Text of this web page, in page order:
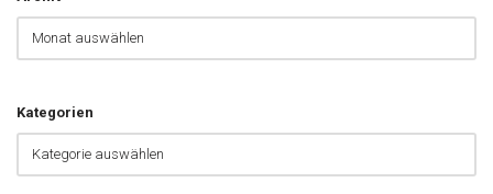
Kategorien